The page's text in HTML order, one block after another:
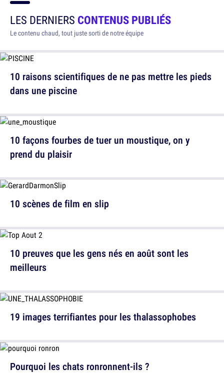
LES DERNIERS CONTENUS PUBLIÉS
Le contenu chaud, tout juste sorti de notre équipe
10 raisons scientifiques de ne pas mettre les pieds
dans une piscine
10 scènes de film en slip
19 images terrifiantes pour les thalassophobes
10 façons fourbes de tuer un moustique, on y
prend du plaisir
10 preuves que les gens nés en août sont les
meilleurs
Pourquoi les chats ronronnent-ils ?